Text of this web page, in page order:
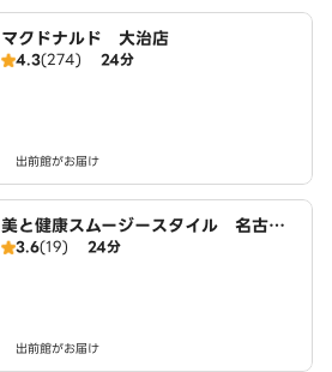
マクドナルド 大治店
4.3(274) 24分
出前館がお届け
美と健康スムージースタイル 名古屋
店3.6(19) 24分
出前館がお届け